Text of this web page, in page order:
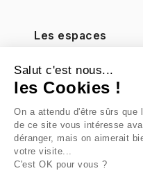
Les espaces
Nos filiales
Notre actionnaire
Salut c'est nous...
les Cookies !
On a attendu d'être sûrs que
de ce site vous intéresse
déranger, mais on aimerait
votre visite...
C'est OK pour vous ?